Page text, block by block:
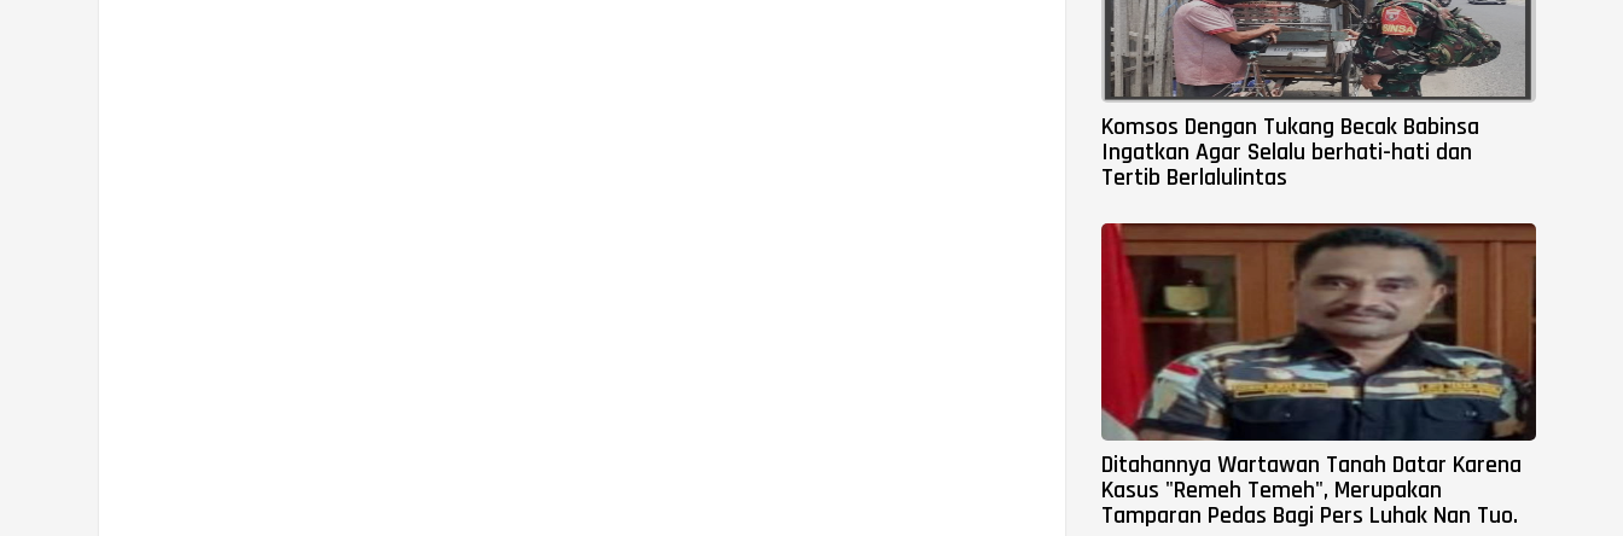
Komsos Dengan Tukang Becak Babinsa
Ingatkan Agar Selalu berhati-hati dan
Tertib Berlalulintas
Ditahannya Wartawan Tanah Datar Karena
Kasus "Remeh Temeh", Merupakan
Tamparan Pedas Bagi Pers Luhak Nan Tuo.